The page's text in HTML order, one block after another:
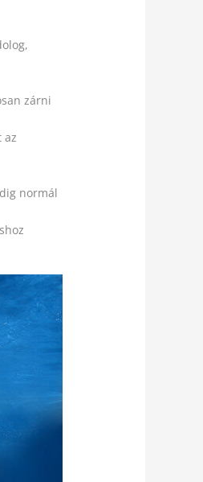
zárni
az
normál